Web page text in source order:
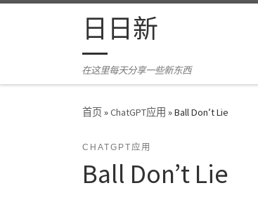
Skip to content日日新
在这里每天分享一些新东西
首页»ChatGPT应用 »Ball Don’t Lie
CHATGPT应用
Ball Don’t Lie